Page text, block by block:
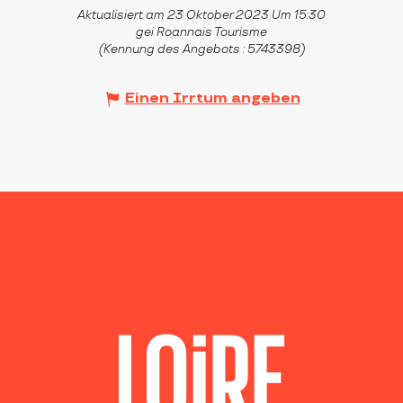
Aktualisiert am 23 Oktober 2023 Um 15:30
gei Roannais Tourisme
(Kennung des Angebots : 5743398)
Einen Irrtum angeben